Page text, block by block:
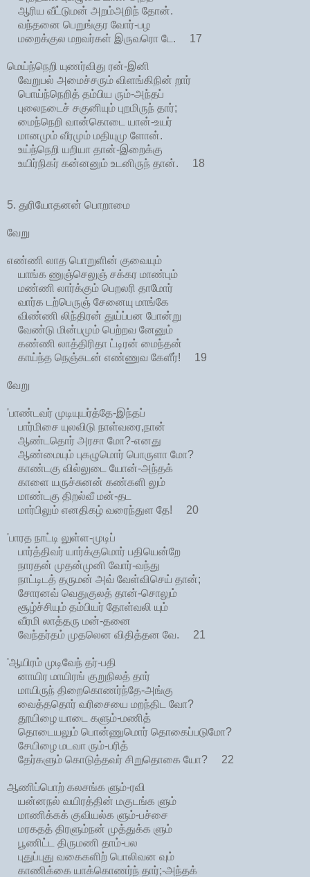
ஆரிய வீட்டுமன் அறம்அறிந் தோன்.
வந்தனை பெறுங்குர வோர்-பழ
மறைக்குல மறவர்கள் இருவரொ டே. 17
மெய்ந்நெறி யுணர்விது ரன்-இனி
வேறுபல் அமைச்சரும் விளங்கிநின் றார்
பொய்ந்நெறித் தம்பிய ரும்-அந்தப்
புலைநடைச் சகுனியும் புறமிருந் தார்;
மைந்நெறி வான்கொடை யான்-உயர்
மானமும் வீரமும் மதியுமு ளோன்.
உய்ந்நெறி யறியா தான்-இறைக்கு
உயிர்நிகர் கன்னனும் உடனிருந் தான். 18
5. துரியோதனன் பொறாமை
வேறு
எண்ணி லாத பொறுளின் குவையும்
யாங்க ணுஞ்செலுஞ் சக்கர மாண்பும்
மண்ணி லார்க்கும் பெறலரி தாமோர்
வார்க டற்பெருஞ் சேனையு மாங்கே
விண்ணி லிந்திரன் துய்ப்பன போன்று
வேண்டு மின்பமும் பெற்றவ னேனும்
கண்ணி லாத்திரிதா ட்டிரன் மைந்தன்
காய்ந்த நெஞ்சுடன் எண்ணுவ கேளீர்! 19
வேறு
'பாண்டவர் முடியுயர்த்தே-இந்தப்
பார்மிசை யுலவிடு நாள்வரை,நான்
ஆண்டதொர் அரசா மோ?-எனது
ஆண்மையும் புகழுமொர் பொருளா மோ?
காண்டகு வில்லுடை யோன்-அந்தக்
காளை யருச்சுனன் கண்களி லும்
மாண்டகு திறல்வீ மன்-தட
மார்பிலும் எனதிகழ் வரைந்துள தே! 20
'பாரத நாட்டி லுள்ள-முடிப்
பார்த்திவர் யார்க்குமொர் பதியென்றே
நாரதன் முதன்முனி வோர்-வந்து
நாட்டிடத் தருமன் அவ் வேள்விசெய் தான்;
சோரனவ் வெதுகுலத் தான்-சொலும்
சூழ்ச்சியும் தம்பியர் தோள்வலி யும்
வீரமி லாத்தரு மன்-தனை
வேந்தர்தம் முதலென விதித்தன வே. 21
'ஆயிரம் முடிவேந் தர்-பதி
னாயிர மாயிரங் குறுநிலத் தார்
மாயிருந் திறைகொணர்ந்தே-அங்கு
வைத்ததொர் வரிசையை மறந்திட வோ?
தூயிழை யாடை களும்-மணித்
தொடையலும் பொன்ணுமொர் தொகைப்படுமோ?
சேயிழை மடவா ரும்-பரித்
தேர்களும் கொடுத்தவர் சிறுதொகை யோ? 22
ஆணிப்பொற் கலசங்க ளும்-ரவி
யன்னநல் வயிரத்தின் மகுடங்க ளும்
மாணிக்கக் குவியல்க ளும்-பச்சை
மரகதத் திரளும்நன் முத்துக்க ளும்
பூணிட்ட திருமணி தாம்-பல
புதுப்புது வகைகளிற் பொலிவன வும்
காணிக்கை யாக்கொணர்ந் தார்;-அந்தக்